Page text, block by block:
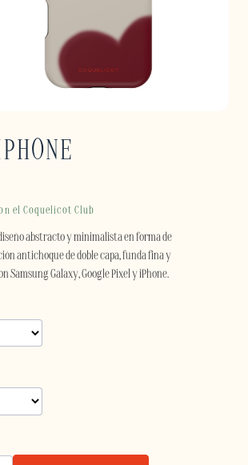
el Coquelicot Club
abstracto y minimalista en forma de
antichoque de doble capa, funda fina y
Samsung Galaxy, Google Pixel y iPhone.